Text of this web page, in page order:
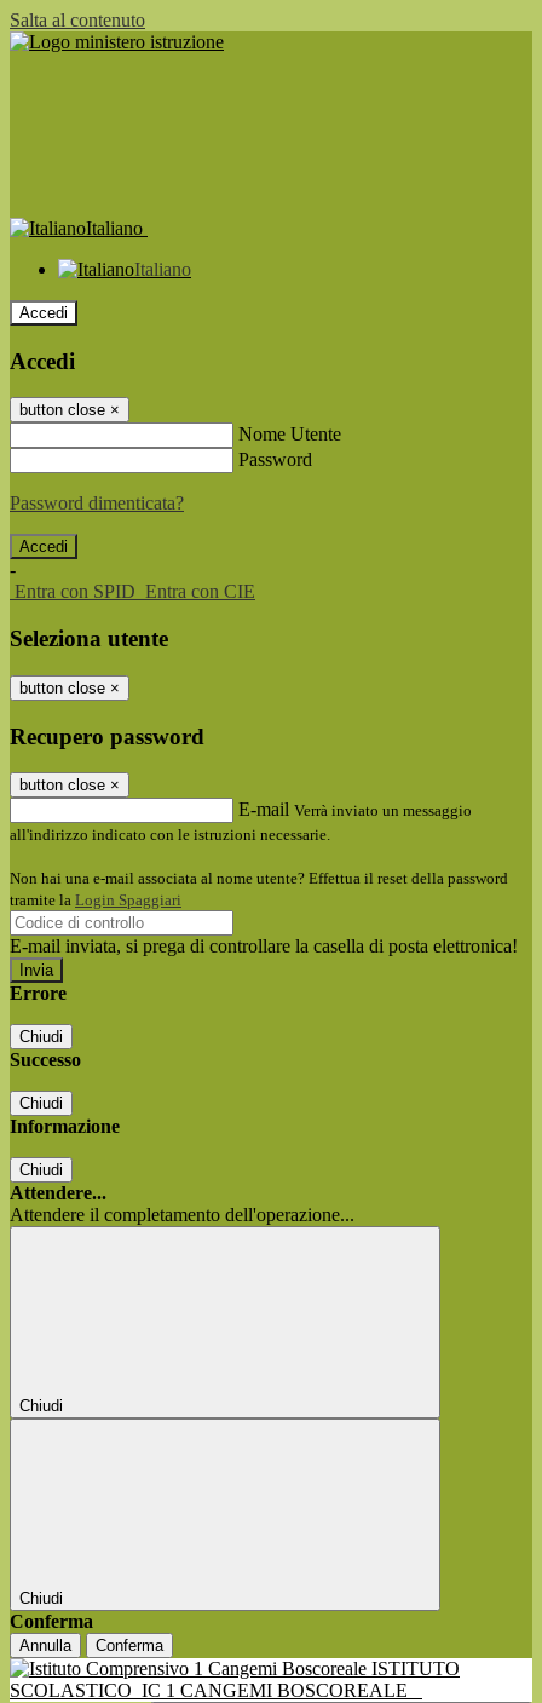
Salta al contenuto
Italiano
Italiano
Accedi
Accedi
button close ×
Nome Utente
Password
Password dimenticata?
-
Entra con SPID Entra con CIE
Seleziona utente
button close ×
Recupero password
button close ×
E-mail Verrà inviato un messaggio
all'indirizzo indicato con le istruzioni necessarie.
Non hai una e-mail associata al nome utente? Effettua il reset della password
tramite la Login Spaggiari
E-mail inviata, si prega di controllare la casella di posta elettronica!
Errore
Chiudi
Successo
Chiudi
Informazione
Chiudi
Attendere...
Attendere il completamento dell'operazione...
Chiudi
Chiudi
Conferma
Annulla Conferma
ISTITUTO
SCOLASTICO IC 1 CANGEMI BOSCOREALE